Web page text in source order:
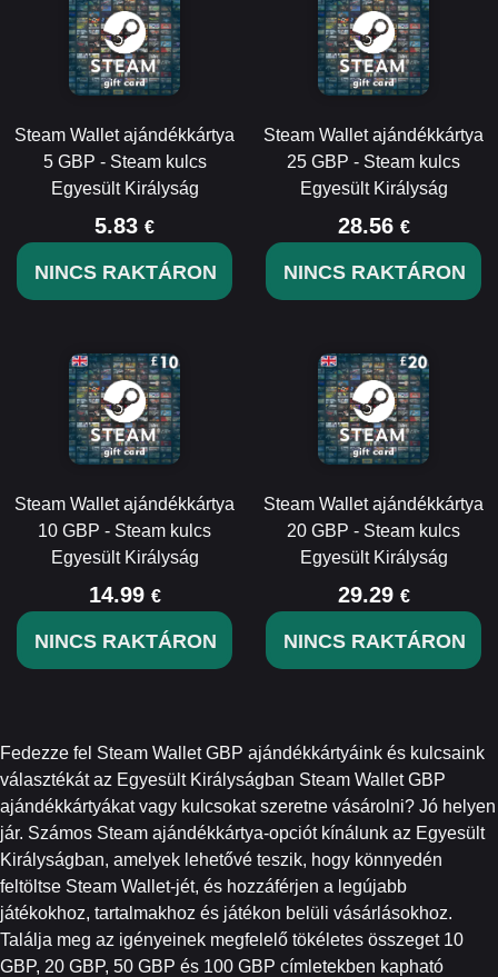
Steam Wallet ajándékkártya
5 GBP - Steam kulcs
Egyesült Királyság
5.83 €
NINCS RAKTÁRON
Steam Wallet ajándékkártya
25 GBP - Steam kulcs
Egyesült Királyság
28.56 €
NINCS RAKTÁRON
Steam Wallet ajándékkártya
10 GBP - Steam kulcs
Egyesült Királyság
14.99 €
NINCS RAKTÁRON
Steam Wallet ajándékkártya
20 GBP - Steam kulcs
Egyesült Királyság
29.29 €
NINCS RAKTÁRON
Fedezze fel Steam Wallet GBP ajándékkártyáink és kulcsaink
választékát az Egyesült Királyságban Steam Wallet GBP
ajándékkártyákat vagy kulcsokat szeretne vásárolni? Jó helyen
jár. Számos Steam ajándékkártya-opciót kínálunk az Egyesült
Királyságban, amelyek lehetővé teszik, hogy könnyedén
feltöltse Steam Wallet-jét, és hozzáférjen a legújabb
játékokhoz, tartalmakhoz és játékon belüli vásárlásokhoz.
Találja meg az igényeinek megfelelő tökéletes összeget 10
GBP, 20 GBP, 50 GBP és 100 GBP címletekben kapható